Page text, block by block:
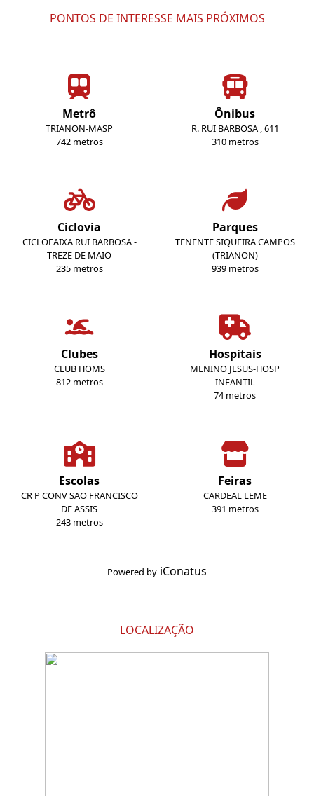
PONTOS DE INTERESSE MAIS PRÓXIMOS
Metrô
TRIANON-MASP
742 metros
Ônibus
R. RUI BARBOSA , 611
310 metros
Ciclovia
CICLOFAIXA RUI BARBOSA -
TREZE DE MAIO
235 metros
Parques
TENENTE SIQUEIRA CAMPOS
(TRIANON)
939 metros
Clubes
CLUB HOMS
812 metros
Hospitais
MENINO JESUS-HOSP
INFANTIL
74 metros
Escolas
CR P CONV SAO FRANCISCO
DE ASSIS
243 metros
Feiras
CARDEAL LEME
391 metros
Powered by iConatus
LOCALIZAÇÃO